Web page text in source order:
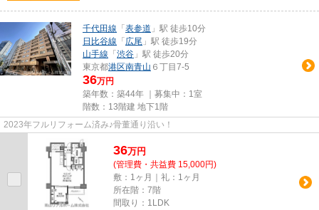
千代田線 「 表参道 」駅 徒歩10分
日比谷線 「 広尾 」駅 徒歩19分
山手線 「 渋谷 」駅 徒歩20分
東京都港区南青山 ６丁目7-5
36万円
築年数：築44年 ｜募集中： 1室
階数：13階建 地下1階
2023年フルリフォーム済み♪骨董通り沿い！
36万円
(管理費・共益費 15,000円)
敷：1ヶ月｜礼：1ヶ月
所在階：7階
間取り：1LDK